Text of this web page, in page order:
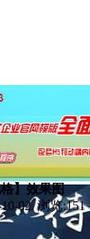
】效果图
02 浏览:151